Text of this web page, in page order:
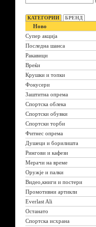
КАТЕГОРИИ БРЕНД
Ново
Супер акција
Последна шанса
Ракавици
Вреќи
Крушки и топки
Фокусери
Заштитна опрема
Спортска облека
Спортски обувки
Спортски торби
Фитнес опрема
Душеци и борилишта
Рингови и кафези
Мерачи на време
Оружје и палки
Видео,книги и постери
Промотивни артикли
Everlast Ali
Останато
Спортска исхрана